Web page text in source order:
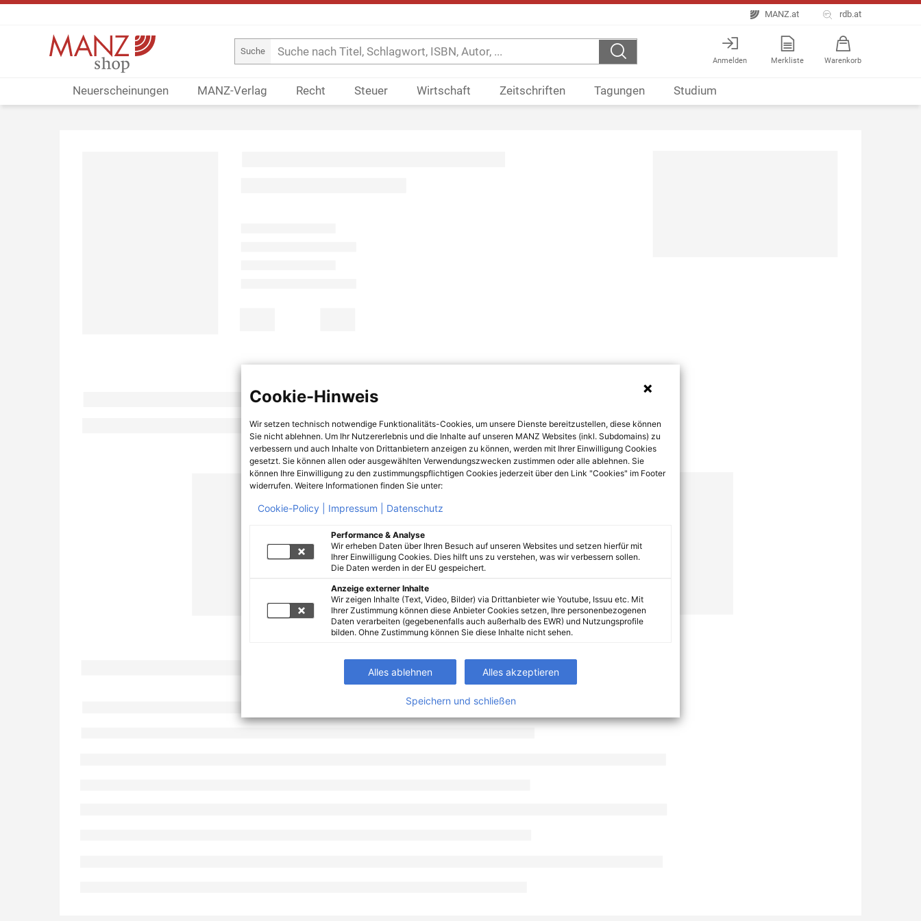
MANZ.at rdb.at
Suche
Anmelden Merkliste Warenkorb
Neuerscheinungen MANZ-Verlag Recht Steuer Wirtschaft Zeitschriften Tagungen Studium
Cookie-Hinweis
Wir setzen technisch notwendige Funktionalitäts-Cookies, um unsere Dienste bereitzustellen, diese können
Sie nicht ablehnen. Um Ihr Nutzererlebnis und die Inhalte auf unseren MANZ Websites (inkl. Subdomains) zu
verbessern und auch Inhalte von Drittanbietern anzeigen zu können, werden mit Ihrer Einwilligung Cookies
gesetzt. Sie können allen oder ausgewählten Verwendungszwecken zustimmen oder alle ablehnen. Sie
können Ihre Einwilligung zu den zustimmungspflichtigen Cookies jederzeit über den Link "Cookies" im Footer
widerrufen. Weitere Informationen finden Sie unter:
Cookie-Policy | Impressum | Datenschutz
Performance & Analyse
Wir erheben Daten über Ihren Besuch auf unseren Websites und setzen hierfür mit
Ihrer Einwilligung Cookies. Dies hilft uns zu verstehen, was wir verbessern sollen.
Die Daten werden in der EU gespeichert.
Anzeige externer Inhalte
Wir zeigen Inhalte (Text, Video, Bilder) via Drittanbieter wie Youtube, Issuu etc. Mit
Ihrer Zustimmung können diese Anbieter Cookies setzen, Ihre personenbezogenen
Daten verarbeiten (gegebenenfalls auch außerhalb des EWR) und Nutzungsprofile
bilden. Ohne Zustimmung können Sie diese Inhalte nicht sehen.
Alles ablehnen Alles akzeptieren
Speichern und schließen